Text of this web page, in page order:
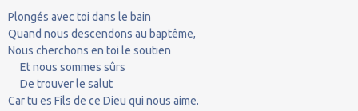
Plongés avec toi dans le bain
Quand nous descendons au baptême,
Nous cherchons en toi le soutien
Et nous sommes sûrs
De trouver le salut
Car tu es Fils de ce Dieu qui nous aime.